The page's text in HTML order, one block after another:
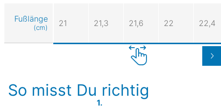
Fußlänge
(cm) 21 21,3 21,6 22 22,4
So misst Du richtig
1.